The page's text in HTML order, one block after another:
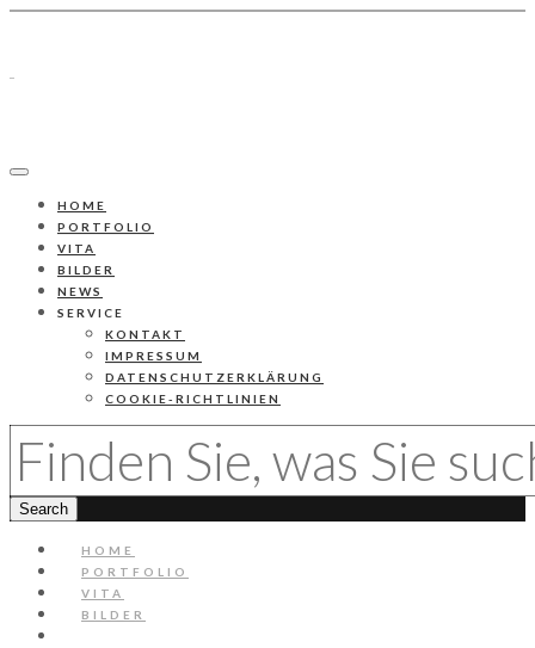
HOME
PORTFOLIO
VITA
BILDER
NEWS
SERVICE
KONTAKT
IMPRESSUM
DATENSCHUTZERKLÄRUNG
COOKIE-RICHTLINIEN
HOME
PORTFOLIO
VITA
BILDER